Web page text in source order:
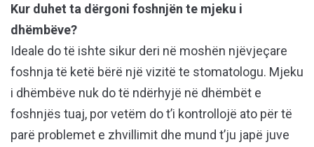
Kur duhet ta dërgoni foshnjën te mjeku i
dhëmbëve?
Ideale do të ishte sikur deri në moshën njëvjeçare
foshnja të ketë bërë një vizitë te stomatologu. Mjeku
i dhëmbëve nuk do të ndërhyjë në dhëmbët e
foshnjës tuaj, por vetëm do t’i kontrollojë ato për të
parë problemet e zhvillimit dhe mund t’ju japë juve